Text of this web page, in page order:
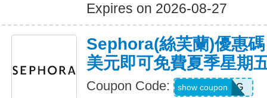
Expires on 2026-08-27
Sephora(絲芙蘭)優惠
美元即可免費夏季星期
Coupon Code: TRYJETLAG
show coupon